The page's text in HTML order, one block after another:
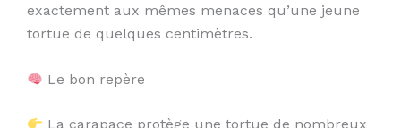
exactement aux mêmes menaces qu’une jeune
tortue de quelques centimètres.
Le bon repère
La carapace protège une tortue de nombreux